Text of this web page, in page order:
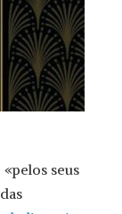
«pelos seus